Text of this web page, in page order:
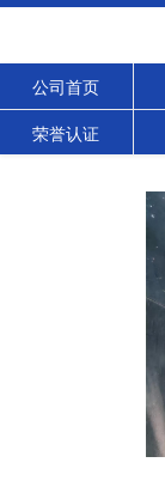
公司首页
荣誉认证